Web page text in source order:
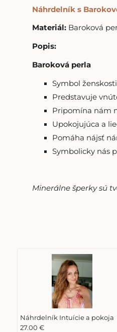
Náhrdelník s
Materiál:Baroková
Popis:
Baroková perla
Symbol
Predstavuje
Pripomína nám
Upokojujúca a
Pomáha nájsť
Symbolicky nás
Minerálne šperky sú
Náhrdelník Intuície a pokoja
27.00 €